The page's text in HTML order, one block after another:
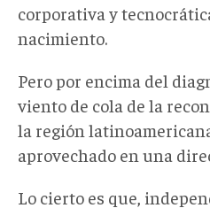
corporativa y
nacimiento.
Pero por encima del
viento de cola de la
la región
aprovechado en una
Lo cierto es que,